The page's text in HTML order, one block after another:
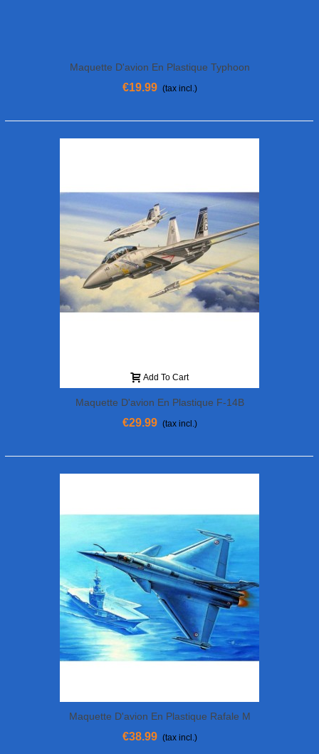
Maquette D'avion En Plastique Typhoon
2000A 1/72
€19.99 (tax incl.)
Add To Cart
Maquette D'avion En Plastique F-14B
Tomcat 1/72
€29.99 (tax incl.)
Maquette D'avion En Plastique Rafale M
French Fighter 1/48
€38.99 (tax incl.)